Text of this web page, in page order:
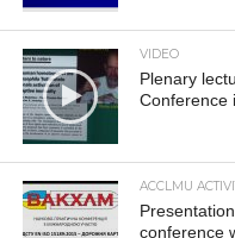
VIDEO
Plenary
Conference
ACCLMU
conference